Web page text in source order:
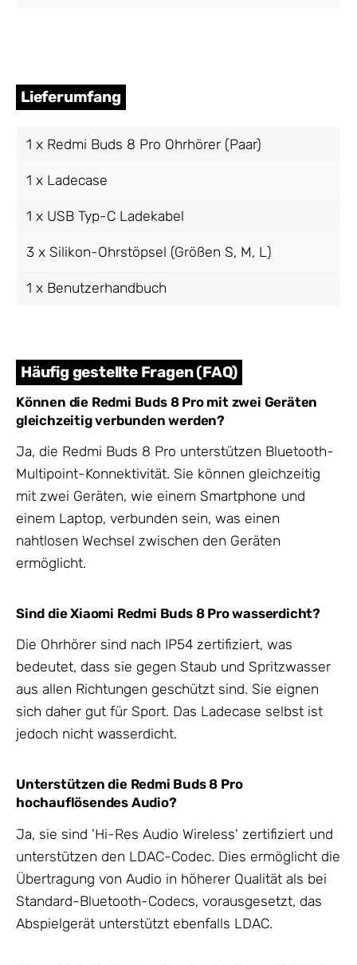
Lieferumfang
1 x Redmi Buds 8 Pro Ohrhörer (Paar)
1 x Ladecase
1 x USB Typ-C Ladekabel
3 x Silikon-Ohrstöpsel (Größen S, M, L)
1 x Benutzerhandbuch
Häufig gestellte Fragen (FAQ)
Können die Redmi Buds 8 Pro mit zwei Geräten
gleichzeitig verbunden werden?
Ja, die Redmi Buds 8 Pro unterstützen Bluetooth-
Multipoint-Konnektivität. Sie können gleichzeitig
mit zwei Geräten, wie einem Smartphone und
einem Laptop, verbunden sein, was einen
nahtlosen Wechsel zwischen den Geräten
ermöglicht.
Sind die Xiaomi Redmi Buds 8 Pro wasserdicht?
Die Ohrhörer sind nach IP54 zertifiziert, was
bedeutet, dass sie gegen Staub und Spritzwasser
aus allen Richtungen geschützt sind. Sie eignen
sich daher gut für Sport. Das Ladecase selbst ist
jedoch nicht wasserdicht.
Unterstützen die Redmi Buds 8 Pro
hochauflösendes Audio?
Ja, sie sind 'Hi-Res Audio Wireless' zertifiziert und
unterstützen den LDAC-Codec. Dies ermöglicht die
Übertragung von Audio in höherer Qualität als bei
Standard-Bluetooth-Codecs, vorausgesetzt, das
Abspielgerät unterstützt ebenfalls LDAC.